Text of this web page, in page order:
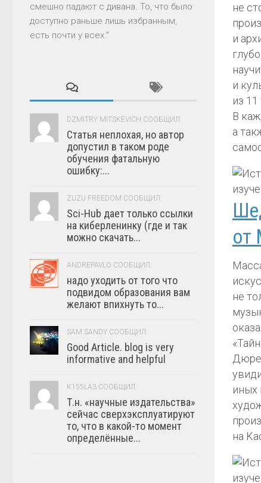
не
и
и
из
В
а
от
не
иных
на
смешно падают с дивана. То, что было
доступно раньше лишь избранным,
есть почти у всех."
DZMITRY MITSKEVICH СООБЩИЛ:
Статья неплохая, но автор
допустил в таком роде
обучения фатальную
ошибку:...
ZUZU FREEDOM СООБЩИЛ:
Sci-Hub дает только ссылки
на киберленинку (где и так
можно скачать...
ANDREPAVLO СООБЩИЛ:
надо уходить от того что
подвидом образования вам
желают впихнуть то...
SAM SANDY СООБЩИЛ:
Good Article. blog is very
informative and helpful
K155LA3 СООБЩИЛ:
Т.н. «научные издательства»
сейчас сверхэксплуатируют
то, что в какой-то момент
определённые...